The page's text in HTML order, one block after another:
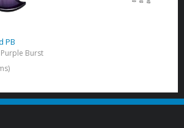
PB
Burst